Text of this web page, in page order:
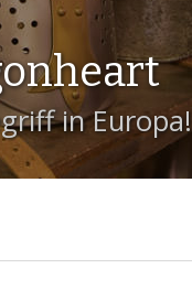
in Europa!